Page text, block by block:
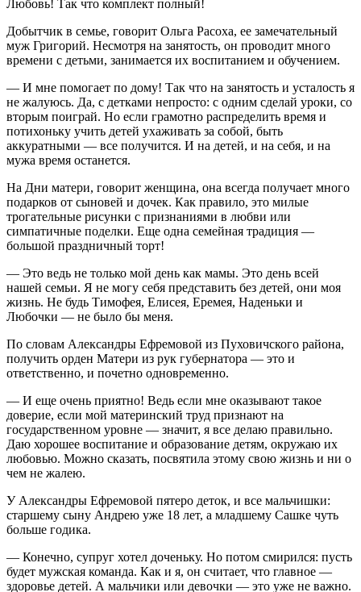
Любовь! Так что комплект полный!
Добытчик в семье, говорит Ольга Расоха, ее замечательный
муж Григорий. Несмотря на занятость, он проводит много
времени с детьми, занимается их воспитанием и обучением.
— И мне помогает по дому! Так что на занятость и усталость я
не жалуюсь. Да, с детками непросто: с одним сделай уроки, со
вторым поиграй. Но если грамотно распределить время и
потихоньку учить детей ухаживать за собой, быть
аккуратными — все получится. И на детей, и на себя, и на
мужа время останется.
На Дни матери, говорит женщина, она всегда получает много
подарков от сыновей и дочек. Как правило, это милые
трогательные рисунки с признаниями в любви или
симпатичные поделки. Еще одна семейная традиция —
большой праздничный торт!
— Это ведь не только мой день как мамы. Это день всей
нашей семьи. Я не могу себя представить без детей, они моя
жизнь. Не будь Тимофея, Елисея, Еремея, Наденьки и
Любочки — не было бы меня.
По словам Александры Ефремовой из Пуховичского района,
получить орден Матери из рук губернатора — это и
ответственно, и почетно одновременно.
— И еще очень приятно! Ведь если мне оказывают такое
доверие, если мой материнский труд признают на
государственном уровне — значит, я все делаю правильно.
Даю хорошее воспитание и образование детям, окружаю их
любовью. Можно сказать, посвятила этому свою жизнь и ни о
чем не жалею.
У Александры Ефремовой пятеро деток, и все мальчишки:
старшему сыну Андрею уже 18 лет, а младшему Сашке чуть
больше годика.
— Конечно, супруг хотел доченьку. Но потом смирился: пусть
будет мужская команда. Как и я, он считает, что главное —
здоровье детей. А мальчики или девочки — это уже не важно.